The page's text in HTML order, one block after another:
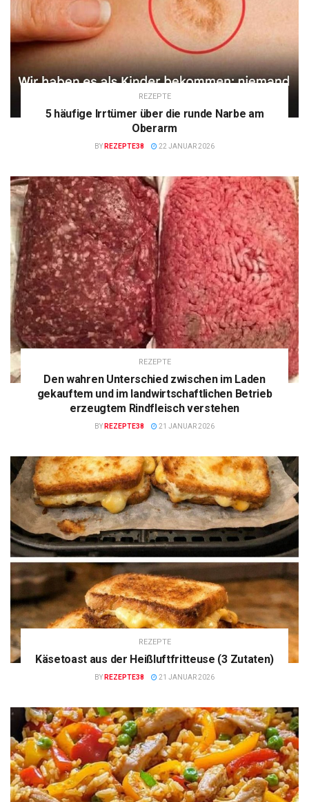
REZEPTE
5 häufige Irrtümer über die runde Narbe am
Oberarm
BY REZEPTE38 22 JANUAR 2026
REZEPTE
Den wahren Unterschied zwischen im Laden
gekauftem und im landwirtschaftlichen Betrieb
erzeugtem Rindfleisch verstehen
BY REZEPTE38 21 JANUAR 2026
REZEPTE
Käsetoast aus der Heißluftfritteuse (3 Zutaten)
BY REZEPTE38 21 JANUAR 2026